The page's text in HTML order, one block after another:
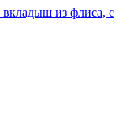
из флиса, с